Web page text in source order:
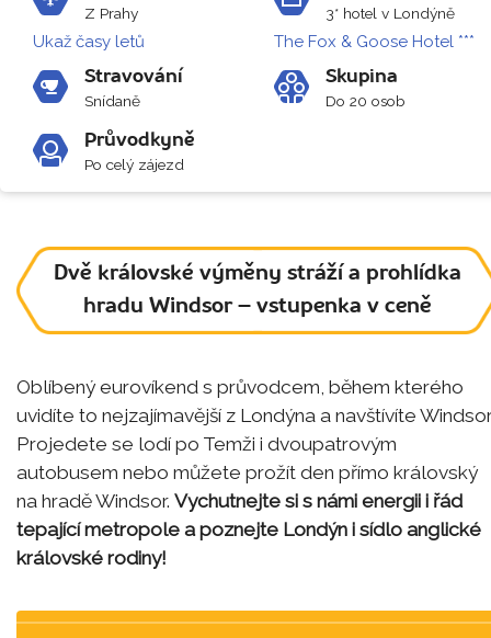
Z Prahy
Ukaž časy letů
3* hotel v Londýně
The Fox & Goose Hotel ***
Stravování
Snídaně
Skupina
Do 20 osob
Průvodkyně
Po celý zájezd
Dvě královské výměny stráží a prohlídka
hradu Windsor – vstupenka v ceně
Oblíbený eurovíkend s průvodcem, během kterého
uvidíte to nejzajímavější z Londýna a navštívíte
Projedete se lodí po Temži i dvoupatrovým
autobusem nebo můžete prožít den přímo královský
na hradě Windsor. Vychutnejte si s námi energii i řád
tepající metropole a poznejte Londýn i sídlo anglické
královské rodiny!